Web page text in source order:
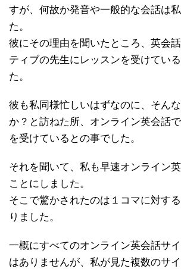
すが、何故か発音や一般的な会話は
た。
彼にその理由を聞いたところ、英会
ティブの先生にレッスンを受けてい
た。
彼も私同様忙しいはずなのに、そん
か？と訪ねた所、オンライン英会話
を受けているとの事でした。
それを聞いて、私も早速オンライン
ことにしました。
そこで驚かされたのは１コマに対す
りました。
一概にすべてのオンライン英会話サ
はありませんが、私が見た複数のサイ